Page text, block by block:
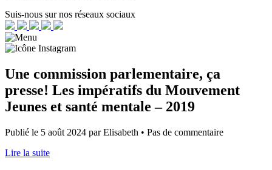
Suis-nous sur nos réseaux sociaux
Une commission parlementaire, ça
presse! Les impératifs du Mouvement
Jeunes et santé mentale – 2019
Publié le 5 août 2024 par Elisabeth • Pas de commentaire
Lire la suite